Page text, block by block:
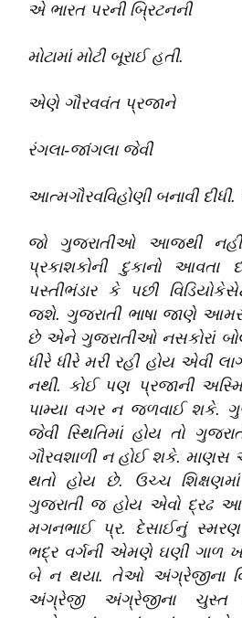
એ ભારત પરની બ્રિટનની
મોટામાં મોટી બૂરાઈ હતી.
એણે ગૌરવવંત પ્રજાને
રંગલા-જાંગલા જેવી
આત્મગૌરવવિહોણી બનાવી દીધી.
જો ગુજરાતીઓ આજથી નહીં
પ્રકાશકોની દુકાનો આવતા
પસ્તીભંડાર કે પછી
જશે. ગુજરાતી ભાષા જાણે
છે એને ગુજરાતીઓ નસકોરાં
ધીરે ધીરે મરી રહી હોય એવી
નથી. કોઈ પણ પ્રજાની
પામ્યા વગર ન જળવાઈ શકે.
જેવી સ્થિતિમાં હોય તો
ગૌરવશાળી ન હોઈ શકે. માણસ
થતો હોય છે. ઉચ્ચ
ગુજરાતી જ હોય એવો દ્રઢ
મગનભાઈ પ્ર. દેસાઈનું
ભદ્ર વર્ગની એમણે ઘણી ગાળ
બે ન થયા. તેઓ અંગ્રેજીના
અંગ્રેજી અંગ્રેજીના ચુસ્ત